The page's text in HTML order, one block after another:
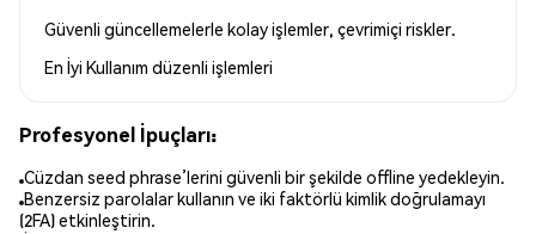
Güvenli güncellemelerle kolay işlemler, çevrimiçi riskler.
En İyi Kullanım düzenli işlemleri
Profesyonel İpuçları:
Cüzdan seed phrase’lerini güvenli bir şekilde offline yedekleyin.
Benzersiz parolalar kullanın ve iki faktörlü kimlik doğrulamayı
(2FA) etkinleştirin.